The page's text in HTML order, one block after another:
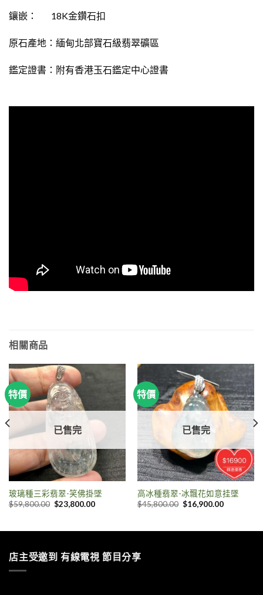
鑲嵌： 18K金鑽石扣
原石產地：緬甸北部寶石級翡翠礦區
鑑定證書： 附有香港玉石鑑定中心證書
相關商品
特價
已售完
玻璃種三彩翡翠-笑佛掛墜
$59,800.00 $23,800.00
特價
已售完
高冰種翡翠-冰飄花如意挂墜
$45,800.00 $16,900.00
店主受邀到 有線電視 節目分享